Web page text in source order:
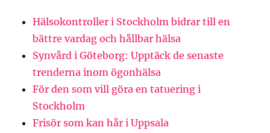
Hälsokontroller i Stockholm bidrar till en
bättre vardag och hållbar hälsa
Synvård i Göteborg: Upptäck de senaste
trenderna inom ögonhälsa
För den som vill göra en tatuering i
Stockholm
Frisör som kan hår i Uppsala